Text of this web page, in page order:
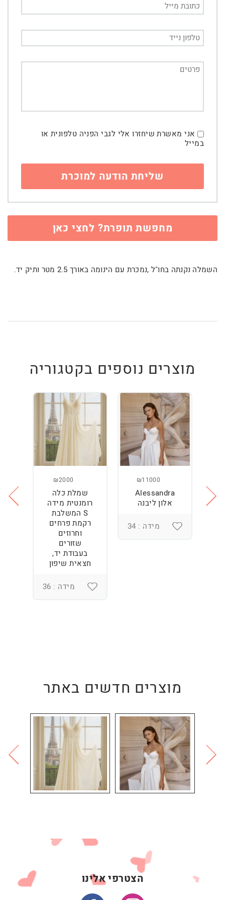
אני מאשרת שיחזרו אלי לגבי הפניה טלפונית או
במייל
מחפשת תופרת? לחצי כאן
השמלה נקנתה בחו"ל ,נמכרת עם הינומה באורך 2.5 מטר ותיק יד.
מוצרים נוספים בקטגוריה
₪11000
Alessandra
אלון ליבנה
מידה : 34
₪2000
שמלת כלה
רומנטית מידה
S המשלבת
רקמת פרחים
וחרוזים
שזורים
בעבודת יד,
חצאית שיפון
מידה : 36
מוצרים חדשים באתר
הצטרפי אלינו